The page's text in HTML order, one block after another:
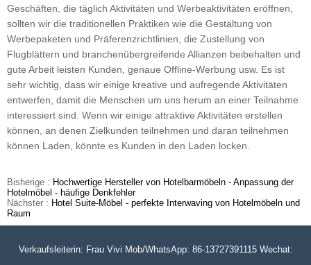
Geschäften, die täglich Aktivitäten und Werbeaktivitäten eröffnen,
sollten wir die traditionellen Praktiken wie die Gestaltung von
Werbepaketen und Präferenzrichtlinien, die Zustellung von
Flugblättern und branchenübergreifende Allianzen beibehalten und
gute Arbeit leisten Kunden, genaue Offline-Werbung usw. Es ist
sehr wichtig, dass wir einige kreative und aufregende Aktivitäten
entwerfen, damit die Menschen um uns herum an einer Teilnahme
interessiert sind. Wenn wir einige attraktive Aktivitäten erstellen
können, an denen Zielkunden teilnehmen und daran teilnehmen
können Laden, könnte es Kunden in den Laden locken.
Bisherige : Hochwertige Hersteller von Hotelbarmöbeln - Anpassung der
Hotelmöbel - häufige Denkfehler
Nächster : Hotel Suite-Möbel - perfekte Interwaving von Hotelmöbeln und
Raum
Verkaufsleiterin: Frau Vivi Mob/WhatsApp: 86-13727391115 Wechat: